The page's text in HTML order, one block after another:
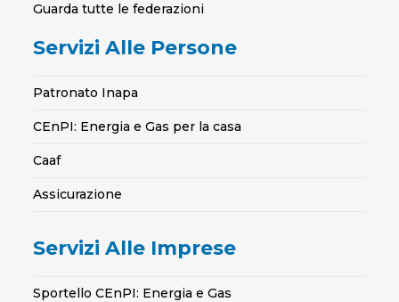
Guarda tutte le federazioni
Servizi Alle Persone
Patronato Inapa
CEnPI: Energia e Gas per la casa
Caaf
Assicurazione
Servizi Alle Imprese
Sportello CEnPI: Energia e Gas